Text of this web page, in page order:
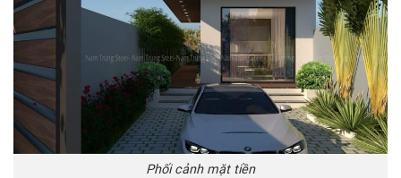
Phối cảnh mặt tiền